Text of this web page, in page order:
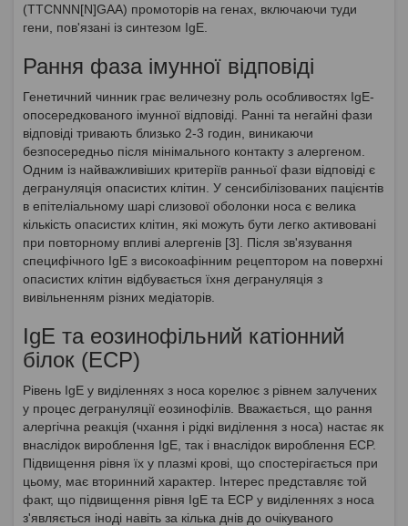
(TTCNNN[N]GAA) промоторів на генах, включаючи туди
гени, пов'язані із синтезом IgE.
Рання фаза імунної відповіді
Генетичний чинник грає величезну роль особливостях IgE-
опосередкованого імунної відповіді. Ранні та негайні фази
відповіді тривають близько 2-3 годин, виникаючи
безпосередньо після мінімального контакту з алергеном.
Одним із найважливіших критеріїв ранньої фази відповіді є
дегрануляція опасистих клітин. У сенсибілізованих пацієнтів
в епітеліальному шарі слизової оболонки носа є велика
кількість опасистих клітин, які можуть бути легко активовані
при повторному впливі алергенів [3]. Після зв'язування
специфічного IgE з високоафінним рецептором на поверхні
опасистих клітин відбувається їхня дегрануляція з
вивільненням різних медіаторів.
IgE та еозинофільний катіонний
білок (ECP)
Рівень IgE у виділеннях з носа корелює з рівнем залучених
у процес дегрануляції еозинофілів. Вважається, що рання
алергічна реакція (чхання і рідкі виділення з носа) настає як
внаслідок вироблення IgE, так і внаслідок вироблення ECP.
Підвищення рівня їх у плазмі крові, що спостерігається при
цьому, має вторинний характер. Інтерес представляє той
факт, що підвищення рівня IgE та ECP у виділеннях з носа
з'являється іноді навіть за кілька днів до очікуваного